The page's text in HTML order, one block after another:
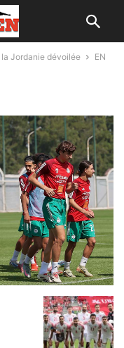
Jordanie dévoilée
EN